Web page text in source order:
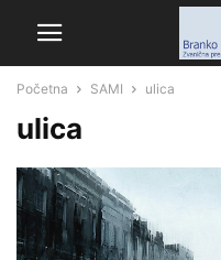
Početna SAMI ulica
ulica